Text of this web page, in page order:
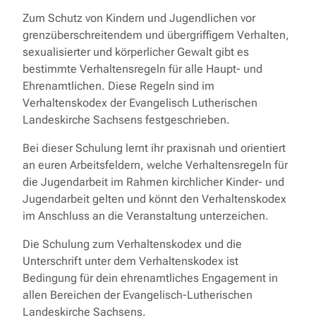
Zum Schutz von Kindern und Jugendlichen vor
grenzüberschreitendem und übergriffigem Verhalten,
sexualisierter und körperlicher Gewalt gibt es
bestimmte Verhaltensregeln für alle Haupt- und
Ehrenamtlichen. Diese Regeln sind im
Verhaltenskodex der Evangelisch Lutherischen
Landeskirche Sachsens festgeschrieben.
Bei dieser Schulung lernt ihr praxisnah und orientiert
an euren Arbeitsfeldern, welche Verhaltensregeln für
die Jugendarbeit im Rahmen kirchlicher Kinder- und
Jugendarbeit gelten und könnt den Verhaltenskodex
im Anschluss an die Veranstaltung unterzeichen.
Die Schulung zum Verhaltenskodex und die
Unterschrift unter dem Verhaltenskodex ist
Bedingung für dein ehrenamtliches Engagement in
allen Bereichen der Evangelisch-Lutherischen
Landeskirche Sachsens.